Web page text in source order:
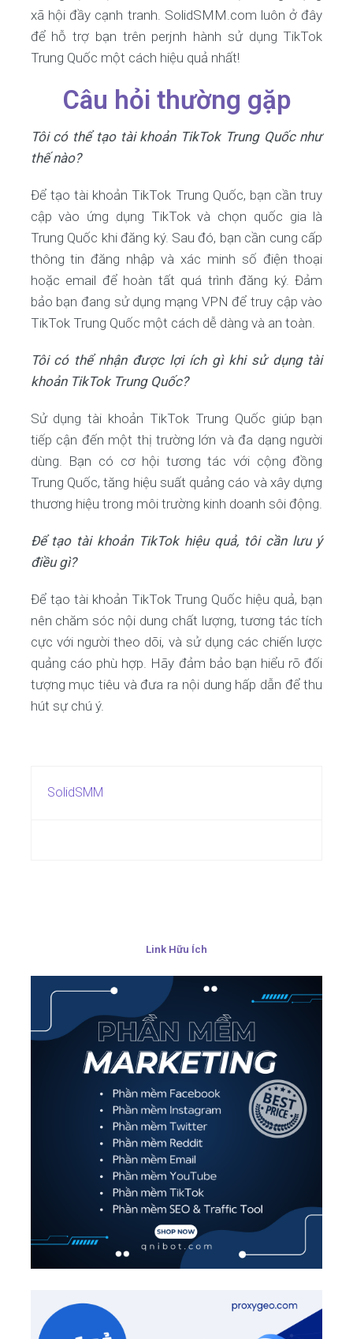
xã hội đầy cạnh tranh. SolidSMM.com luôn ở đây
để hỗ trợ bạn trên perjnh hành sử dụng TikTok
Trung Quốc một cách hiệu quả nhất!
Câu hỏi thường gặp
Tôi có thể tạo tài khoản TikTok Trung Quốc như
thế nào?
Để tạo tài khoản TikTok Trung Quốc, bạn cần truy
cập vào ứng dụng TikTok và chọn quốc gia là
Trung Quốc khi đăng ký. Sau đó, bạn cần cung cấp
thông tin đăng nhập và xác minh số điện thoại
hoặc email để hoàn tất quá trình đăng ký. Đảm
bảo bạn đang sử dụng mạng VPN để truy cập vào
TikTok Trung Quốc một cách dễ dàng và an toàn.
Tôi có thể nhận được lợi ích gì khi sử dụng tài
khoản TikTok Trung Quốc?
Sử dụng tài khoản TikTok Trung Quốc giúp bạn
tiếp cận đến một thị trường lớn và đa dạng người
dùng. Bạn có cơ hội tương tác với cộng đồng
Trung Quốc, tăng hiệu suất quảng cáo và xây dựng
thương hiệu trong môi trường kinh doanh sôi động.
Để tạo tài khoản TikTok hiệu quả, tôi cần lưu ý
điều gì?
Để tạo tài khoản TikTok Trung Quốc hiệu quả, bạn
nên chăm sóc nội dung chất lượng, tương tác tích
cực với người theo dõi, và sử dụng các chiến lược
quảng cáo phù hợp. Hãy đảm bảo bạn hiểu rõ đối
tượng mục tiêu và đưa ra nội dung hấp dẫn để thu
hút sự chú ý.
SolidSMM
Link Hữu Ích